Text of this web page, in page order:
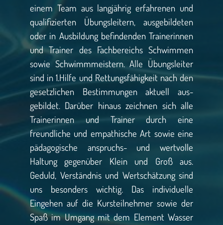
einem Team aus langjährig erfahrenen und
qualifizierten Übungsleitern, ausgebildeten
oder in Ausbildung befindenden Trainerinnen
und Trainer des Fachbereichs Schwimmen
sowie Schwimmmeistern. Alle Übungsleiter
sind in 1.Hilfe und Rettungsfähigkeit nach den
gesetzlichen Bestimmungen aktuell aus-
gebildet. Darüber hinaus zeichnen sich alle
Trainerinnen und Trainer durch eine
freundliche und empathische Art sowie eine
pädagogische anspruchs- und wertvolle
Haltung gegenüber Klein und Groß aus.
Geduld, Verständnis und Wertschätzung sind
uns besonders wichtig. Das individuelle
Eingehen auf die Kursteilnehmer sowie der
Spaß im Umgang mit dem Element Wasser